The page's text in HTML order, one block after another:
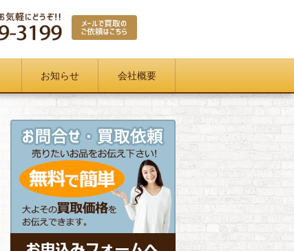
お知らせ 会社概要